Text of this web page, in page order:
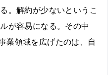
。解約が少ないというこ
が容易になる。その中
業領域を広げたのは、自